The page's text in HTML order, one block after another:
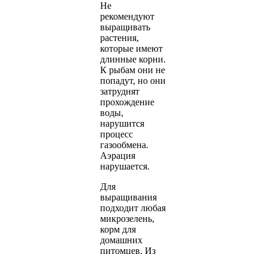
Не
рекомендуют
выращивать
растения,
которые имеют
длинные корни.
К рыбам они не
попадут, но они
затруднят
прохождение
воды,
нарушится
процесс
газообмена.
Аэрация
нарушается.
Для
выращивания
подходит любая
микрозелень,
корм для
домашних
питомцев. Из